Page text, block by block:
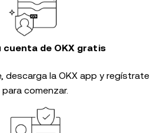
cuenta de OKX gratis
descarga la OKX app y regístrate
para comenzar.